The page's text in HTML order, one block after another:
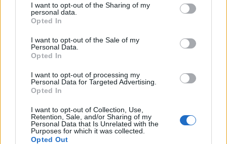
I want to opt-out of the Sharing of my
personal data.
Opted In
I want to opt-out of the Sale of my
Personal Data.
Opted In
I want to opt-out of processing my
Personal Data for Targeted Advertising.
Opted In
I want to opt-out of Collection, Use,
Retention, Sale, and/or Sharing of my
Personal Data that Is Unrelated with the
Purposes for which it was collected.
Opted Out